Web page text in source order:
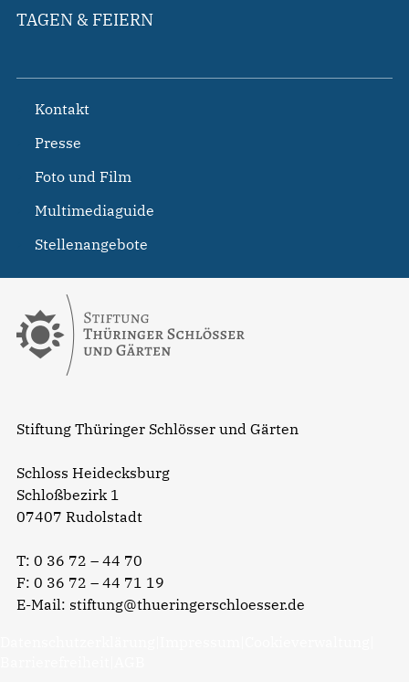
Stiftung Thüringer Schlösser und Gärten
Schloss Heidecksburg
Schloßbezirk 1
07407 Rudolstadt
T: 0 36 72 – 44 70
F: 0 36 72 – 44 71 19
E-Mail: stiftung@thueringerschloesser.de
TAGEN & FEIERN
Kontakt
Presse
Foto und Film
Multimediaguide
Stellenangebote